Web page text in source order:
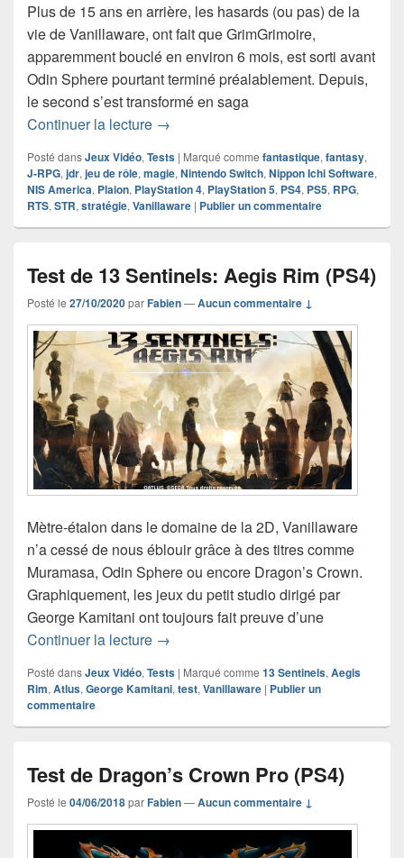
Plus de 15 ans en arrière, les hasards (ou pas) de la
vie de Vanillaware, ont fait que GrimGrimoire,
apparemment bouclé en environ 6 mois, est sorti avant
Odin Sphere pourtant terminé préalablement. Depuis,
le second s’est transformé en saga
Continuer la lecture Chronique Jeu Vidéo GrimGrimoire
→
Posté dansJeux Vidéo, Tests | Marqué comme fantastique, fantasy,
J-RPG, jdr, jeu de rôle, magie, Nintendo Switch, Nippon Ichi Software,
NIS America, Plaion, PlayStation 4, PlayStation 5, PS4, PS5, RPG,
RTS, STR, stratégie, Vanillaware | Publier un commentaire
Test de 13 Sentinels: Aegis Rim (PS4)
Posté le 27/10/2020parFabien—Aucun commentaire ↓
Mètre-étalon dans le domaine de la 2D, Vanillaware
n’a cessé de nous éblouir grâce à des titres comme
Muramasa, Odin Sphere ou encore Dragon’s Crown.
Graphiquement, les jeux du petit studio dirigé par
George Kamitani ont toujours fait preuve d’une
Continuer la lecture Test de 13 Sentinels: Aegis Rim (PS4)
→
Posté dansJeux Vidéo, Tests | Marqué comme 13 Sentinels, Aegis
Rim, Atlus, George Kamitani, test, Vanillaware | Publier un
commentaire
Test de Dragon’s Crown Pro (PS4)
Posté le 04/06/2018parFabien—Aucun commentaire ↓